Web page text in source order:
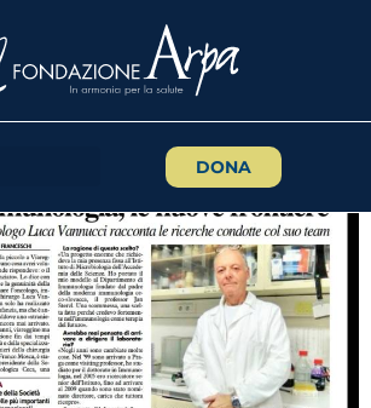
DONA
VIAREGGIO –
LE NUOVE